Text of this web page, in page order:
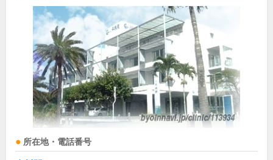
所在地・電話番号